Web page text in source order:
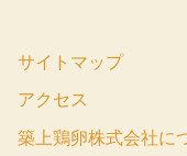
サイトマップ
アクセス
築上鶏卵株式会社に